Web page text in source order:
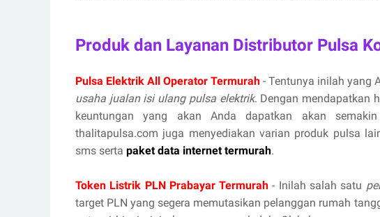
Produk dan Layanan Distributor Pulsa
Pulsa Elektrik All Operator Termurah - Tentunya inilah yang
usaha jualan isi ulang pulsa elektrik. Dengan mendapatkan
keuntungan yang akan Anda dapatkan akan
thalitapulsa.com juga menyediakan varian produk pulsa
sms serta paket data internet termurah.
Token Listrik PLN Prabayar Termurah - Inilah salah satu
target PLN yang segera memutasikan pelanggan rumah